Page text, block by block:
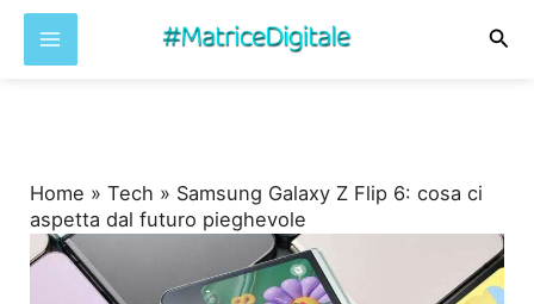
Home »Tech » Samsung Galaxy Z Flip 6: cosa ci
aspetta dal futuro pieghevole